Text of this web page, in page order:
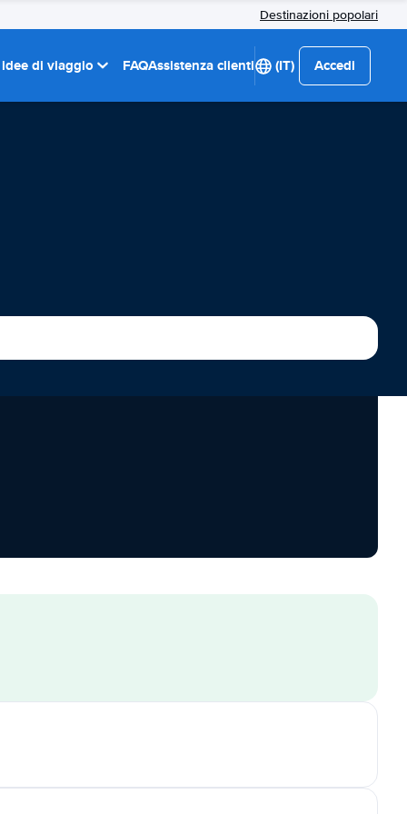
Destinazioni popolari
di viaggio FAQAssistenza clienti (IT) Accedi